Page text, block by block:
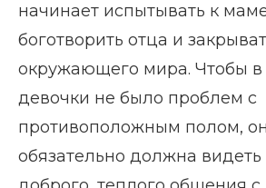
начинает испытывать к
боготворить отца и
окружающего мира. Чтобы
девочки не было проблем с
противоположным полом,
обязательно должна